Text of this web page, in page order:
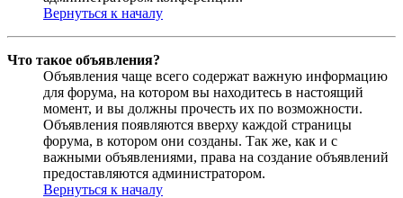
Вернуться к началу
Что такое объявления?
Объявления чаще всего содержат важную информацию
для форума, на котором вы находитесь в настоящий
момент, и вы должны прочесть их по возможности.
Объявления появляются вверху каждой страницы
форума, в котором они созданы. Так же, как и с
важными объявлениями, права на создание объявлений
предоставляются администратором.
Вернуться к началу